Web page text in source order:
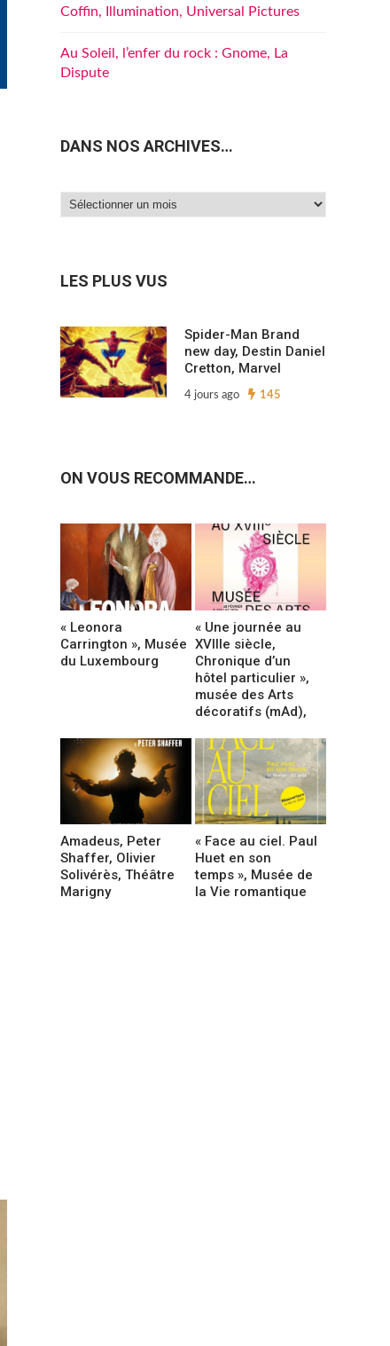
Coffin, Illumination, Universal Pictures
Au Soleil, l’enfer du rock : Gnome, La
Dispute
DANS NOS ARCHIVES…
Dans
LES PLUS VUS
Spider-Man Brand
new day, Destin Daniel
Cretton, Marvel
4 jours ago 145
ON VOUS RECOMMANDE…
« Leonora
Carrington », Musée
du Luxembourg
« Une journée au
XVIIIe siècle,
Chronique d’un
hôtel particulier »,
musée des Arts
décoratifs (mAd),
Amadeus, Peter
Shaffer, Olivier
Solivérès, Théâtre
Marigny
« Face au ciel. Paul
Huet en son
temps », Musée de
la Vie romantique